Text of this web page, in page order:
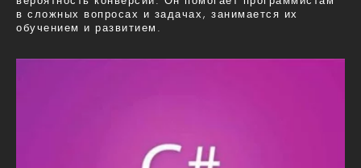
в сложных вопросах и задачах, занимается их
обучением и развитием.